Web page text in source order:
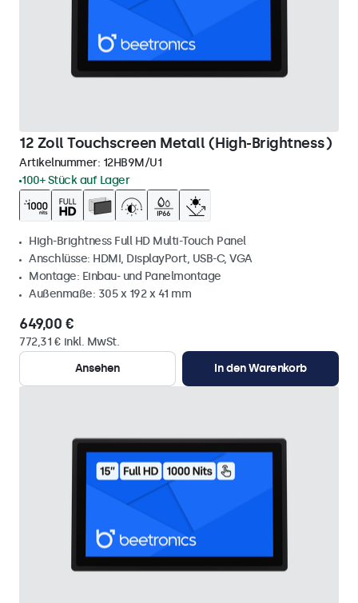
12 Zoll Touchscreen Metall (High-Brightness)
Artikelnummer: 12HB9M/U1
100+ Stück auf Lager
High-Brightness Full HD Multi-Touch Panel
Anschlüsse: HDMI, DisplayPort, USB-C, VGA
Montage: Einbau- und Panelmontage
Außenmaße: 305 x 192 x 41 mm
649,00 €
772,31 € inkl. MwSt.
Ansehen
In den Warenkorb